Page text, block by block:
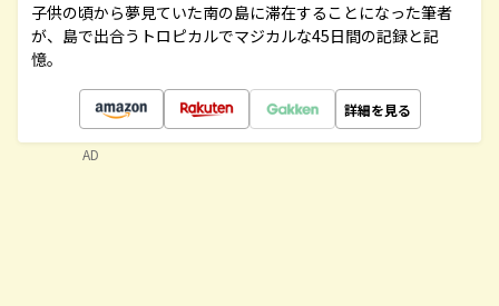
子供の頃から夢見ていた南の島に滞在することになった筆者
が、島で出合うトロピカルでマジカルな45日間の記録と記
憶。
詳細を見る
AD